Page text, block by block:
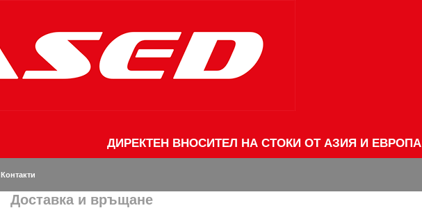
ДИРЕКТЕН ВНОСИТЕЛ НА СТОКИ ОТ АЗИЯ И ЕВРОПА
Контакти
Доставка и връщане